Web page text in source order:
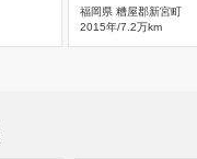
福岡県 糟屋郡新宮町
2015年/7.2万km